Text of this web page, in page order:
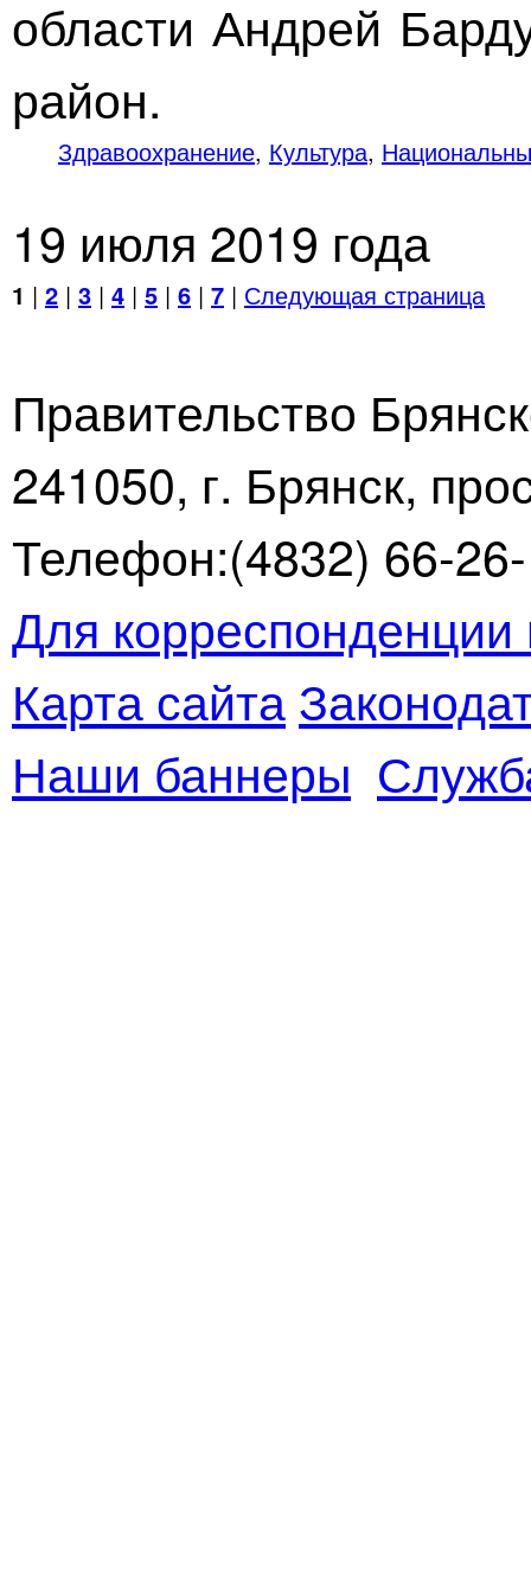
области Андрей
район.
Здравоохранение, Культура,
19 июля 2019 года
1 | 2 | 3 | 4 | 5 | 6 | 7 | Следующая страница
Правительство
241050, г. Брянск,
Телефон:(4832) 66-
Для
Карта сайта
Наши баннеры